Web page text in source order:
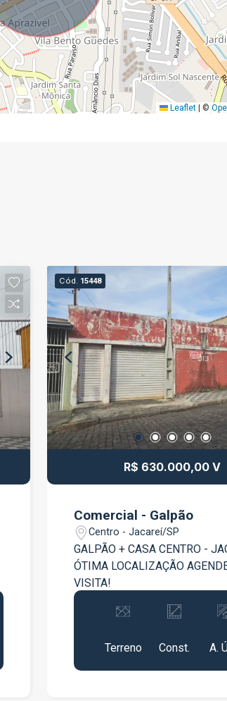
Leaflet | ©
Cód. 15448
R$ 630.000,00 V
Comercial - Galpão
Centro - Jacareí/SP
GALPÃO + CASA CENTRO -
ÓTIMA LOCALIZAÇÃO AGENDE SUA
VISITA!
Terreno
Const.
A.